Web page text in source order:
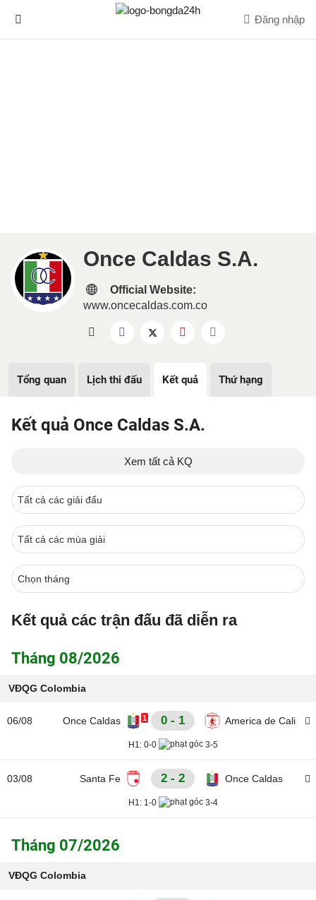
Đăng nhập
Once Caldas S.A.
Official Website:
www.oncecaldas.com.co
Tổng quan Lịch thi đấu Kết quả Thứ hạng
Kết quả Once Caldas S.A.
Xem tất cả KQ
Kết quả các trận đấu đã diễn ra
Tháng 08/2026
VĐQG Colombia
06/08 Once Caldas 1 0 - 1 America de Cali
H1: 0-0 3-5
03/08 Santa Fe 2 - 2 Once Caldas
H1: 1-0 3-4
Tháng 07/2026
VĐQG Colombia